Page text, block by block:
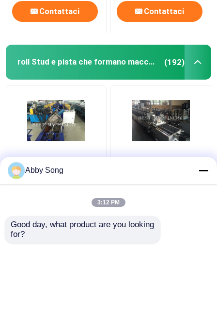
Contattaci Contattaci
roll Stud e pista che formano macchina (192)
Perno di Automactic e
rotolo del muro a
secco del soffitto della
sistema di controllo a
15m/min - velocità
30m/min
Abby Song
3:12 PM
Good day, what product are you looking
for?